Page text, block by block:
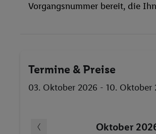
Vorgangsnummer bereit, die
Termine & Preise
03. Oktober 2026 - 10. Oktober
Oktober